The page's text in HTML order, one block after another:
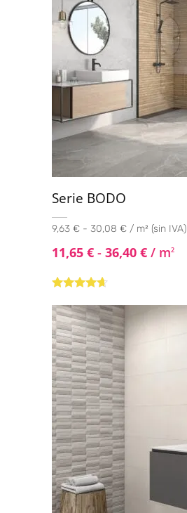
Serie BODO
9,63 € - 30,08 € / m² (sin IVA)
11,65 € - 36,40 € / m2
con4.50
de
5